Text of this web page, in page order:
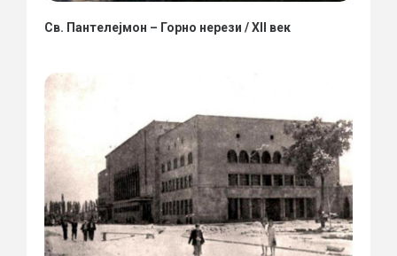
Св. Пантелејмон – Горно нерези / XII век